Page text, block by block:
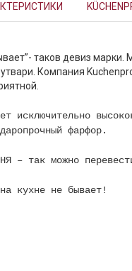
таков девиз
Компания
исключительно
фарфор.
– так можно
кухне не бывает!